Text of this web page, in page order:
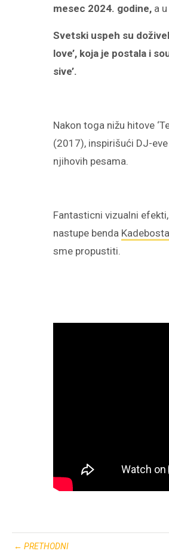
mesec 2024. godine, a
Svetski uspeh su dož
love’, koja je postala i
sive’.
Nakon toga nižu hitove
(2017), inspirišući DJ-
njihovih pesama.
Fantasticni vizualni
nastupe benda
sme propustiti.
← PRETHODNI